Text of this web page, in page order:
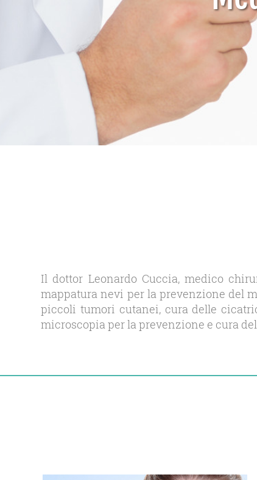
Il dottor Leonardo Cuccia, medico
mappatura nevi per la prevenzione del
piccoli tumori cutanei, cura delle
microscopia per la prevenzione e cura